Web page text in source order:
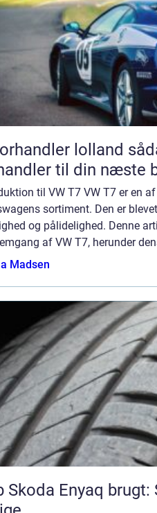
lolland sådan finder du den rigtige
til din næste
til VW T7 VW T7 er en
sortiment. Den er
og pålidelighed. Denne
af VW T7, herunder
Madsen
Skoda Enyaq